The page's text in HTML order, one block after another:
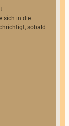
sich in die
sobald